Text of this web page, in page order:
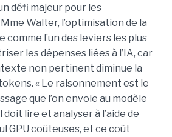
défi majeur pour les
Walter, l’optimisation de la
comme l’un des leviers les plus
les dépenses liées à l’IA, car
non pertinent diminue la
« Le raisonnement est le
que l’on envoie au modèle
doit lire et analyser à l’aide de
GPU coûteuses, et ce coût